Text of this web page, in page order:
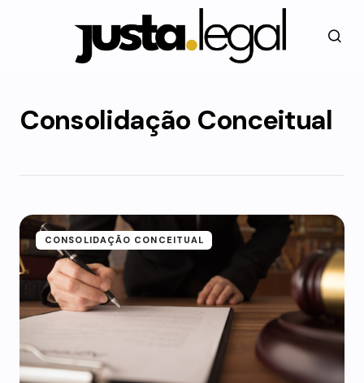
Consolidação Conceitual
CONSOLIDAÇÃO CONCEITUAL